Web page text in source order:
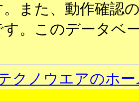
。また、動作確認
す。このデータベ
ノウエアのホー